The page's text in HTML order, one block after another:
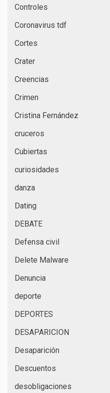
Controles
Coronavirus tdf
Cortes
Crater
Creencias
Crimen
Cristina Fernández
cruceros
Cubiertas
curiosidades
danza
Dating
DEBATE
Defensa civil
Delete Malware
Denuncia
deporte
DEPORTES
DESAPARICION
Desaparición
Descuentos
desobligaciones